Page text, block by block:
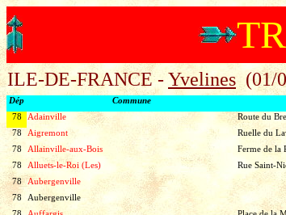
ILE-DE-FRANCE -Yvelines (01/
Dép Commune
78
Adainville Route du
78
Aigremont Ruelle du
78
Allainville-aux-Bois Ferme de la
78
Alluets-le-Roi (Les) Rue Saint-
78
Aubergenville
78
Aubergenville